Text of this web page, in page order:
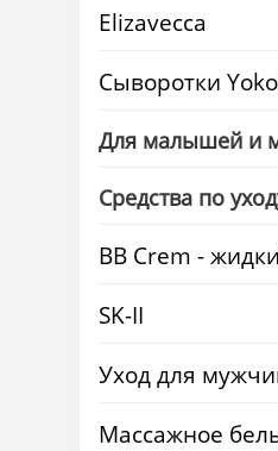
Elizavecca
Cыворотки
Для малышей и
Средства по
BB Crem -
SK-II
Уход для
Массажное